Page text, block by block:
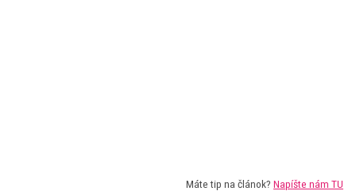
Máte tip na článok? Napíšte nám TU